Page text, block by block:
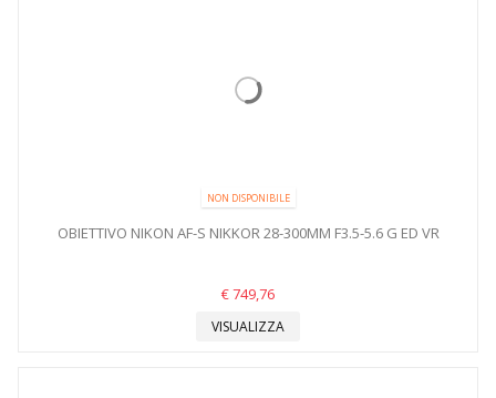
NON DISPONIBILE
OBIETTIVO NIKON AF-S NIKKOR 28-300MM F3.5-5.6 G ED VR
€ 749,76
VISUALIZZA